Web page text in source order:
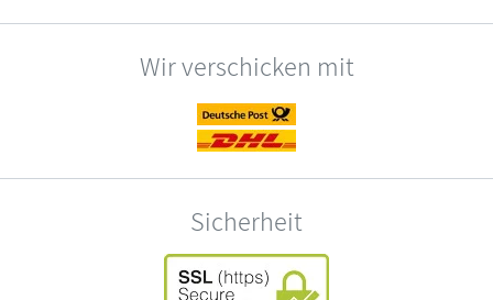
Wir verschicken mit
Sicherheit